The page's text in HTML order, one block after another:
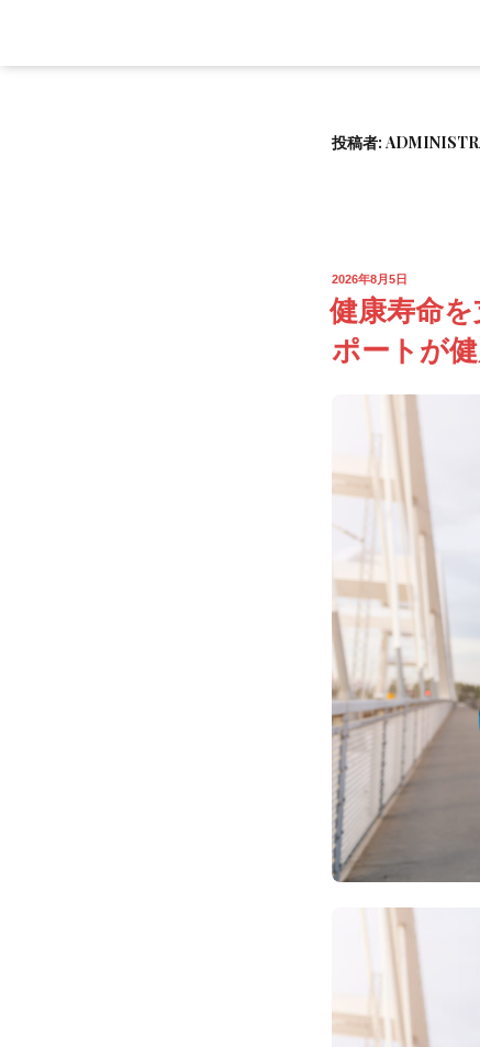
投稿者:
2026年8月5日
健康寿命
ポートが